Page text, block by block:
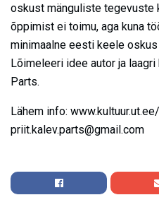
oskust mänguliste tegevuste
õppimist ei toimu, aga kuna
minimaalne eesti keele
Lõimeleeri idee autor ja
Parts.
Lähem info:
priit.kalev.parts@gmail.com